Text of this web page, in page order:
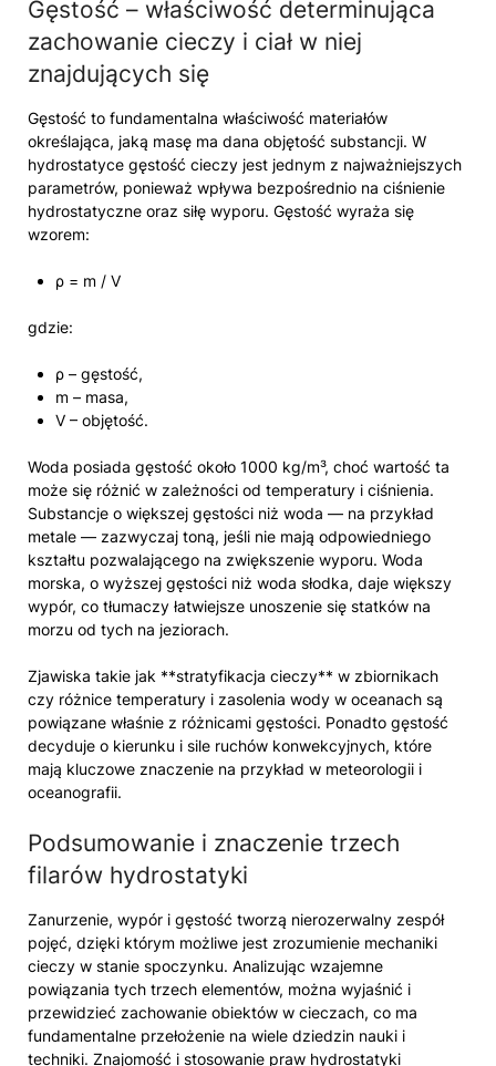
Gęstość – właściwość determinująca
zachowanie cieczy i ciał w niej
znajdujących się
Gęstość to fundamentalna właściwość materiałów
określająca, jaką masę ma dana objętość substancji. W
hydrostatyce gęstość cieczy jest jednym z najważniejszych
parametrów, ponieważ wpływa bezpośrednio na ciśnienie
hydrostatyczne oraz siłę wyporu. Gęstość wyraża się
wzorem:
ρ = m / V
gdzie:
ρ – gęstość,
m – masa,
V – objętość.
Woda posiada gęstość około 1000 kg/m³, choć wartość ta
może się różnić w zależności od temperatury i ciśnienia.
Substancje o większej gęstości niż woda — na przykład
metale — zazwyczaj toną, jeśli nie mają odpowiedniego
kształtu pozwalającego na zwiększenie wyporu. Woda
morska, o wyższej gęstości niż woda słodka, daje większy
wypór, co tłumaczy łatwiejsze unoszenie się statków na
morzu od tych na jeziorach.
Zjawiska takie jak **stratyfikacja cieczy** w zbiornikach
czy różnice temperatury i zasolenia wody w oceanach są
powiązane właśnie z różnicami gęstości. Ponadto gęstość
decyduje o kierunku i sile ruchów konwekcyjnych, które
mają kluczowe znaczenie na przykład w meteorologii i
oceanografii.
Podsumowanie i znaczenie trzech
filarów hydrostatyki
Zanurzenie, wypór i gęstość tworzą nierozerwalny zespół
pojęć, dzięki którym możliwe jest zrozumienie mechaniki
cieczy w stanie spoczynku. Analizując wzajemne
powiązania tych trzech elementów, można wyjaśnić i
przewidzieć zachowanie obiektów w cieczach, co ma
fundamentalne przełożenie na wiele dziedzin nauki i
techniki. Znajomość i stosowanie praw hydrostatyki